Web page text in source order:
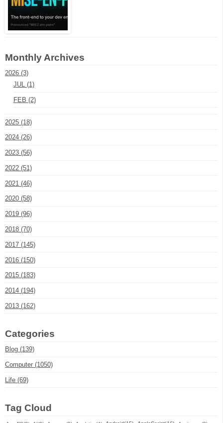
Monthly Archives
2026 (3)
JUL (1)
FEB (2)
2025 (18)
2024 (26)
2023 (56)
2022 (51)
2021 (46)
2020 (58)
2019 (96)
2018 (70)
2017 (145)
2016 (150)
2015 (183)
2014 (194)
2013 (162)
Categories
Blog (139)
Computer (1050)
Life (69)
Tag Cloud